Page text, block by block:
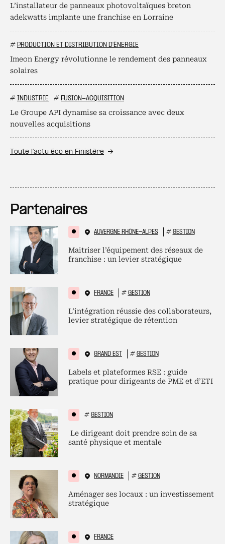
L’installateur de panneaux photovoltaïques breton
adekwatts implante une franchise en Lorraine
# PRODUCTION ET DISTRIBUTION D'ÉNERGIE
Imeon Energy révolutionne le rendement des panneaux
solaires
# INDUSTRIE # FUSION-ACQUISITION
Le Groupe API dynamise sa croissance avec deux
nouvelles acquisitions
Toute l’actu éco en Finistère
Partenaires
AUVERGNE RHÔNE-ALPES # GESTION
Maitriser l’équipement des réseaux de
franchise : un levier stratégique
FRANCE # GESTION
L’intégration réussie des collaborateurs,
levier stratégique de rétention
GRAND EST # GESTION
Labels et plateformes RSE : guide
pratique pour dirigeants de PME et d’ETI
# GESTION
Le dirigeant doit prendre soin de sa
santé physique et mentale
NORMANDIE # GESTION
Aménager ses locaux : un investissement
stratégique
FRANCE